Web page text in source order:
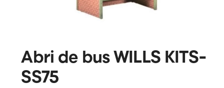
Abri de bus WILLS KITS-
SS75